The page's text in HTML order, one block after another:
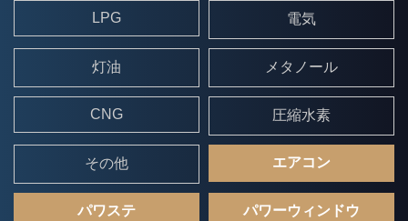
LPG 電気
灯油 メタノール
CNG 圧縮水素
その他 エアコン
パワステ パワーウィンドウ